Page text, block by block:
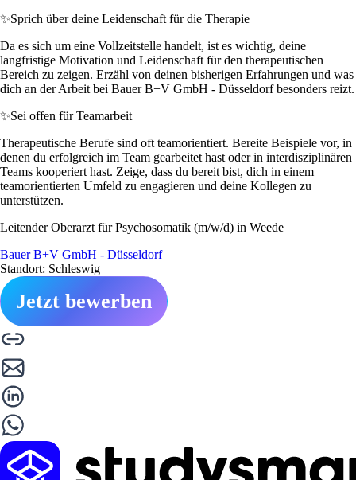
✨Sprich über deine Leidenschaft für die Therapie
Da es sich um eine Vollzeitstelle handelt, ist es wichtig, deine
langfristige Motivation und Leidenschaft für den therapeutischen
Bereich zu zeigen. Erzähl von deinen bisherigen Erfahrungen und was
dich an der Arbeit bei Bauer B+V GmbH - Düsseldorf besonders reizt.
✨Sei offen für Teamarbeit
Therapeutische Berufe sind oft teamorientiert. Bereite Beispiele vor, in
denen du erfolgreich im Team gearbeitet hast oder in interdisziplinären
Teams kooperiert hast. Zeige, dass du bereit bist, dich in einem
teamorientierten Umfeld zu engagieren und deine Kollegen zu
unterstützen.
Leitender Oberarzt für Psychosomatik (m/w/d) in Weede
Bauer B+V GmbH - Düsseldorf
Standort: Schleswig
Jetzt bewerben